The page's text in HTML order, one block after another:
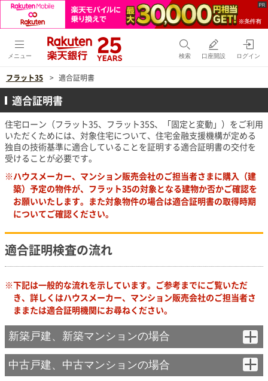
メニュー 検索 口座開設 ログイン
フラット35 適合証明書
適合証明書
住宅ローン（フラット35、フラット35S、「固定と変動」）をご利用
いただくためには、対象住宅について、住宅金融支援機構が定める
独自の技術基準に適合していることを証明する適合証明書の交付を
受けることが必要です。
ハウスメーカー、マンション販売会社のご担当者さまに購入（建
築）予定の物件が、フラット35の対象となる建物か否かご確認を
お願いいたします。また対象物件の場合は適合証明書の取得時期
についてご確認ください。
適合証明検査の流れ
下記は一般的な流れを示しています。ご参考までにご覧いただ
き、詳しくはハウスメーカー、マンション販売会社のご担当者さ
ままたは適合証明機関にお尋ねください。
新築戸建、新築マンションの場合
新築戸建住宅の場合
中古戸建、中古マンションの場合